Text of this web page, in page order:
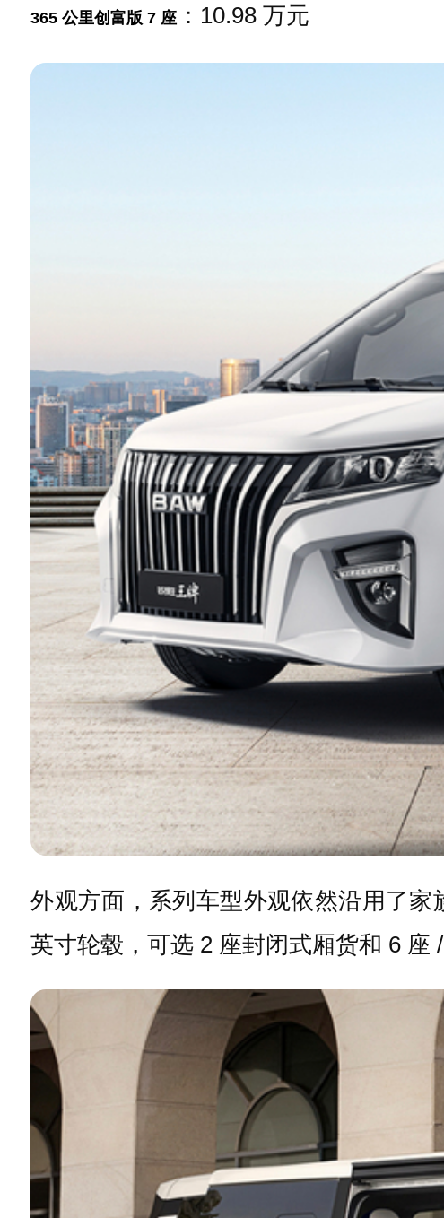
365 公里创富版 7 座 ：10.98 万元
外观方面，系列车型外观依然沿用了
英寸轮毂，可选 2 座封闭式厢货和 6 座